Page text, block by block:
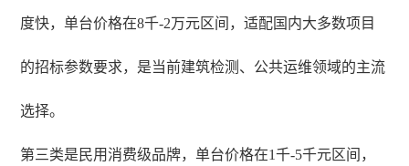
度快，单台价格在8千-2万元区间，适配国内大多数项目
的招标参数要求，是当前建筑检测、公共运维领域的主流
选择。
第三类是民用消费级品牌，单台价格在1千-5千元区间，